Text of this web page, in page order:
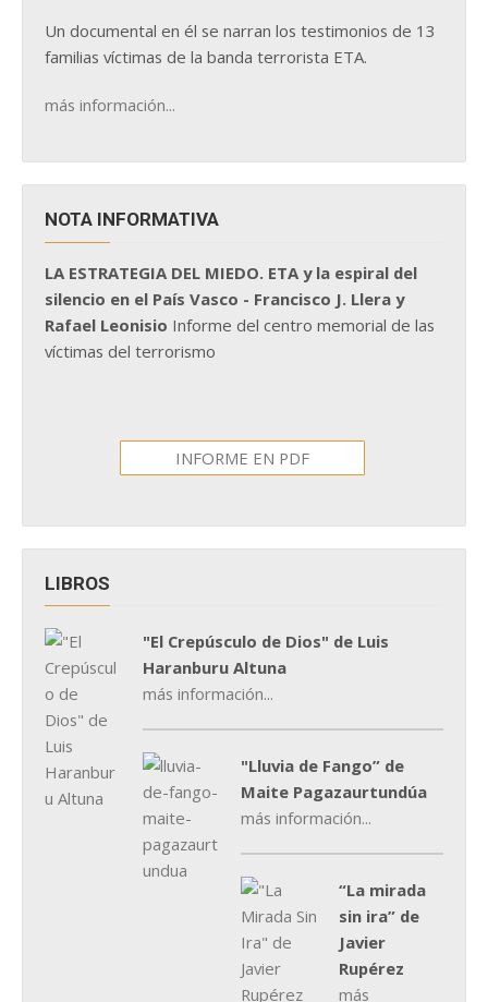
Un documental en él se narran los testimonios de 13
familias víctimas de la banda terrorista ETA.
más información...
NOTA INFORMATIVA
LA ESTRATEGIA DEL MIEDO. ETA y la espiral del
silencio en el País Vasco - Francisco J. Llera y
Rafael Leonisio Informe del centro memorial de las
víctimas del terrorismo
INFORME EN PDF
LIBROS
"El Crepúsculo de Dios" de Luis
Haranburu Altuna
más información...
"Lluvia de Fango” de
Maite Pagazaurtundúa
más información...
“La mirada
sin ira” de
Javier
Rupérez
más